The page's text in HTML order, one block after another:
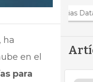
ha
en el
para
Noticias